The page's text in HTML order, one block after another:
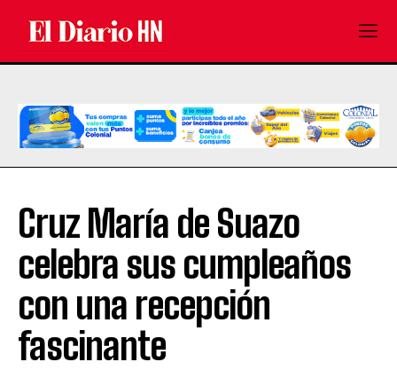
Cruz María de Suazo
celebra sus cumpleaños
con una recepción
fascinante